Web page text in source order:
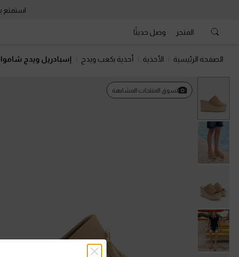
استمتع
المتجر وصل حديثًا
الصفحة الرئيسية الأحذية أحذية بكعب ويدج إسبادريل ويدج
تسوق المنتجات المشابهة